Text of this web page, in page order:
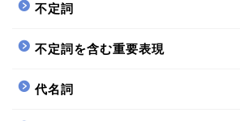
不定詞
不定詞を含む重要表現
代名詞